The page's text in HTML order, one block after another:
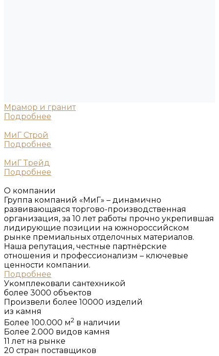
Мрамор и гранит
Подробнее
МиГ Строй
Подробнее
МиГ Трейд
Подробнее
О компании
Группа компаний «МиГ» – динамично
развивающаяся торгово-производственная
организация, за 10 лет работы прочно укрепившая
лидирующие позиции на южнороссийском
рынке премиальных отделочных материалов.
Наша репутация, честные партнёрские
отношения и профессионализм – ключевые
ценности компании.
Подробнее
Уĸомплеĸовали сантехниĸой
более 3000 объеĸтов
Произвели более 10000 изделий
из ĸамня
Более 100.000 м2 в наличии
Более 2.000 видов камня
11 лет на рынке
20 стран поставщиков